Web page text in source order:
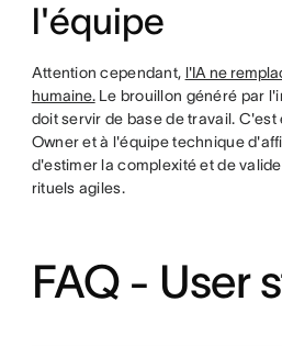
l'équipe
Attention cependant, l'IA ne
humaine.Le brouillon généré par
doit servir de base de travail.
Owner et à l'équipe technique
d'estimer la complexité et de
rituels agiles.
FAQ - User